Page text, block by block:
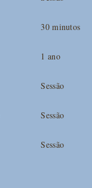
30 minutos
1 ano
Sessão
Sessão
Sessão